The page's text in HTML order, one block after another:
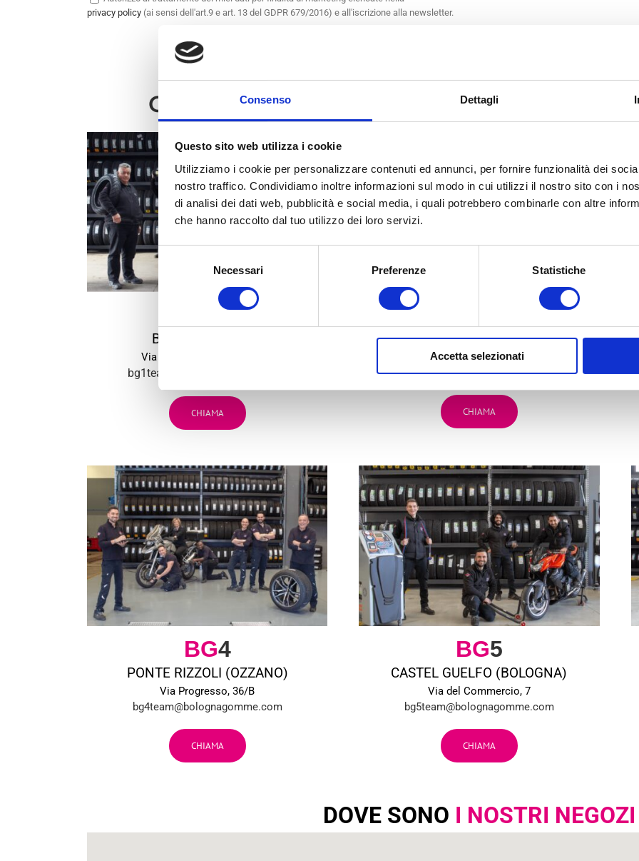
Consenso Dettagli
Questo sito web utilizza i cookie
Utilizziamo i cookie per personalizzare contenuti ed annunci, per fornire funzionalità dei
nostro traffico. Condividiamo inoltre informazioni sul modo in cui utilizzi il nostro sito con i
di analisi dei dati web, pubblicità e social media, i quali potrebbero combinarle con altre
che hanno raccolto dal tuo utilizzo dei loro servizi.
Selezione
consenso
Necessari Preferenze Statistiche
Accetta selezionati
privacy policy (ai sensi dell'art.9 e art. 13 del GDPR 679/2016) e all'iscrizione alla newsletter.
OPPURE CONTATTA IL TUOPUNTO
1
BARGELLINO (BO)
Via Persicetana Vecchia, 20
bg1team@bolognagomme.com
CHIAMA
BORGO PANIGALE (BO)
Via Marco Emilio Lepido, 225
bg2team@bolognagomme.com
CHIAMA
BG4
PONTE RIZZOLI (OZZANO)
Via Progresso, 36/B
bg4team@bolognagomme.com
CHIAMA
BG5
CASTEL GUELFO (BOLOGNA)
Via del Commercio, 7
bg5team@bolognagomme.com
CHIAMA
DOVE SONO I NOSTRI NEGOZI